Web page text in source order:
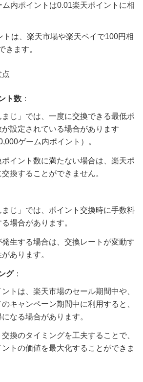
内ポイントは0.01楽天ポイントに相
トは、楽天市場や楽天ペイで100円相
きます。
点
ト数 ：
まじ」では、一度に交換できる最低ポ
が設定されている場合があります
ゲーム内ポイント）。
イント数に満たない場合は、楽天ポ
換することができません。
まじ」では、ポイント交換時に手数料
場合があります。
生する場合は、交換レートが変動す
あります。
グ：
トは、楽天市場のセール期間中や、
キャンペーン期間中に利用すると、
なる場合があります。
換のタイミングを工夫することで、
トの価値を最大化することができま